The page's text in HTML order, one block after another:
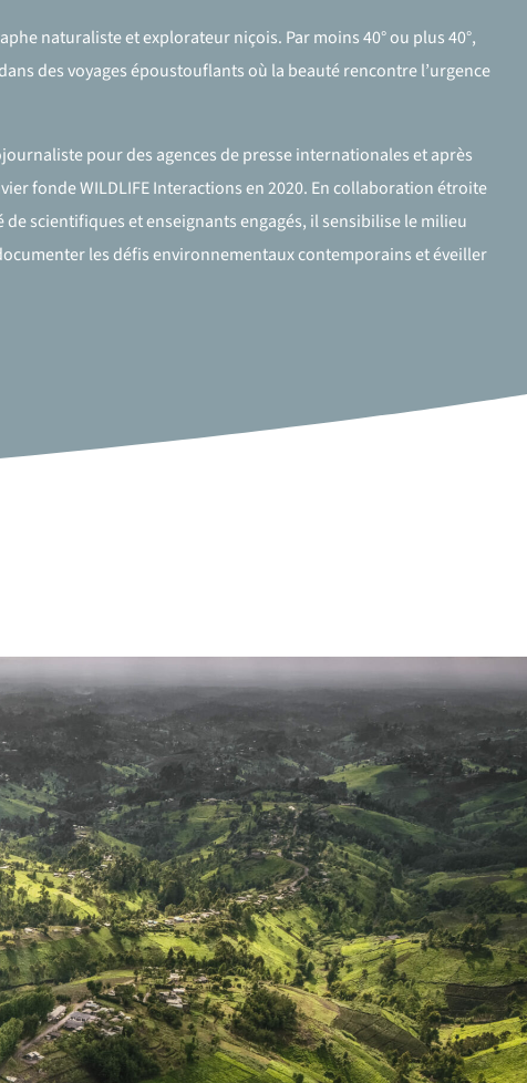
naturaliste et explorateur niçois. Par moins 40° ou plus 40°,
des voyages époustouflants où la beauté rencontre l’urgence
pour des agences de presse internationales et après
fonde WILDLIFE Interactions en 2020. En collaboration étroite
scientifiques et enseignants engagés, il sensibilise le milieu
les défis environnementaux contemporains et éveiller